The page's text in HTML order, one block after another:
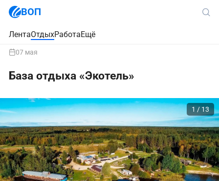
ВОП
ЛентаОтдыхРаботаЕщё
07 мая
База отдыха «Экотель»
1 / 13